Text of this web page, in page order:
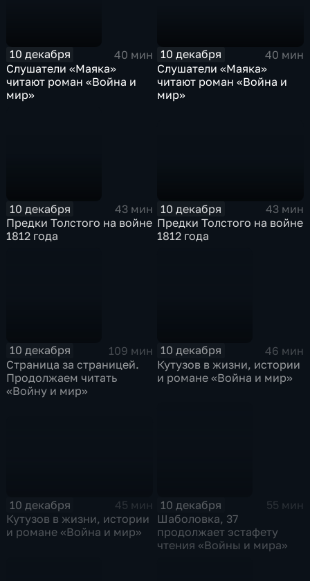
10 декабря
40 мин
Слушатели «Маяка»
читают роман «Война и
мир»
10 декабря
40 мин
Слушатели «Маяка»
читают роман «Война и
мир»
10 декабря
43 мин
Предки Толстого на войне
1812 года
10 декабря
43 мин
Предки Толстого на войне
1812 года
10 декабря
109 мин
Страница за страницей.
Продолжаем читать
«Войну и мир»
10 декабря
46 мин
Кутузов в жизни, истории
и романе «Война и мир»
10 декабря
45 мин
Кутузов в жизни, истории
и романе «Война и мир»
10 декабря
55 мин
Шаболовка, 37
продолжает эстафету
чтения «Войны и мира»